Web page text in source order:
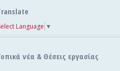
Language ▼
νέα & Θέσεις εργασίας